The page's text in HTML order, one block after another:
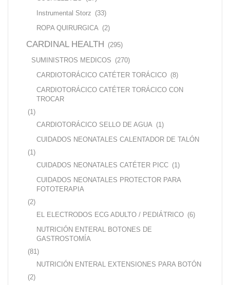
Instrumental Storz (33)
ROPA QUIRURGICA (2)
CARDINAL HEALTH (295)
SUMINISTROS MEDICOS (270)
CARDIOTORÁCICO CATÉTER TORÁCICO (8)
CARDIOTORÁCICO CATÉTER TORÁCICO CON
TROCAR
(1)
CARDIOTORÁCICO SELLO DE AGUA (1)
CUIDADOS NEONATALES CALENTADOR DE TALÓN
(1)
CUIDADOS NEONATALES CATÉTER PICC (1)
CUIDADOS NEONATALES PROTECTOR PARA
FOTOTERAPIA
(2)
EL ELECTRODOS ECG ADULTO / PEDIÁTRICO (6)
NUTRICIÓN ENTERAL BOTONES DE
GASTROSTOMÍA
(81)
NUTRICIÓN ENTERAL EXTENSIONES PARA BOTÓN
(2)